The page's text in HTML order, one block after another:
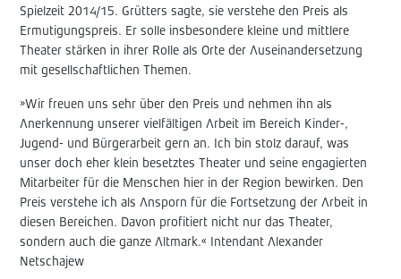
Spielzeit 2014/15. Grütters sagte, sie verstehe den Preis als
Ermutigungspreis. Er solle insbesondere kleine und mittlere
Theater stärken in ihrer Rolle als Orte der Auseinandersetzung
mit gesellschaftlichen Themen.
»Wir freuen uns sehr über den Preis und nehmen ihn als
Anerkennung unserer vielfältigen Arbeit im Bereich Kinder-,
Jugend- und Bürgerarbeit gern an. Ich bin stolz darauf, was
unser doch eher klein besetztes Theater und seine engagierten
Mitarbeiter für die Menschen hier in der Region bewirken. Den
Preis verstehe ich als Ansporn für die Fortsetzung der Arbeit in
diesen Bereichen. Davon profitiert nicht nur das Theater,
sondern auch die ganze Altmark.« Intendant Alexander
Netschajew